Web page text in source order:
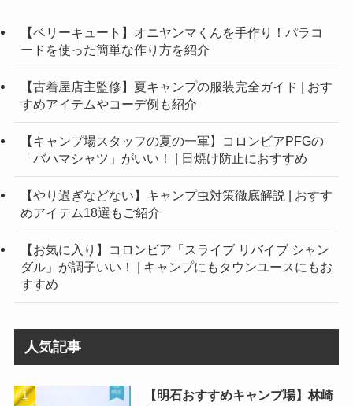
【ベリーキュート】オニヤンマくんを手作り！パラコ
ードを使った簡単な作り方を紹介
【古着屋店主監修】夏キャンプの服装完全ガイド | おす
すめアイテムやコーデ例も紹介
【キャンプ場スタッフの夏の一軍】コロンビアPFGの
「バハマシャツ」がいい！ | 日焼け防止におすすめ
【やり過ぎなどない】キャンプ虫対策徹底解説 | おすす
めアイテム18選もご紹介
【お気に入り】コロンビア「スライブ リバイブ シャン
ダル」が調子いい！ | キャンプにもタウンユースにもお
すすめ
人気記事
【明石おすすめキャンプ場】林崎